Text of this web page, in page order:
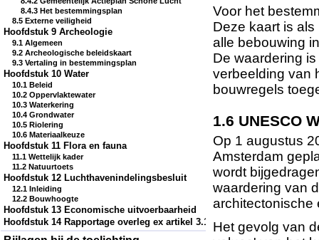
8.4.3 Het bestemmingsplan
8.5 Externe veiligheid
Hoofdstuk 9 Archeologie
9.1 Algemeen
9.2 Archeologische beleidskaart
9.3 Vertaling in bestemmingsplan
Hoofdstuk 10 Water
10.1 Beleid
10.2 Oppervlaktewater
10.3 Waterkering
10.4 Grondwater
10.5 Riolering
10.6 Materiaalkeuze
Hoofdstuk 11 Flora en fauna
11.1 Wettelijk kader
11.2 Natuurtoets
Hoofdstuk 12 Luchthavenindelingsbesluit
12.1 Inleiding
12.2 Bouwhoogte
Hoofdstuk 13 Economische uitvoerbaarheid
Hoofdstuk 14 Rapportage overleg ex artikel 3.1.1 Besluit ruimtelijke
Voor het
Deze kaart is
alle bebouwing
De waardering
verbeelding van
bouwregels
1.6 UNESCO
Op 1 augustus
Amsterdam
wordt
waardering van
architectonische
Het gevolg van